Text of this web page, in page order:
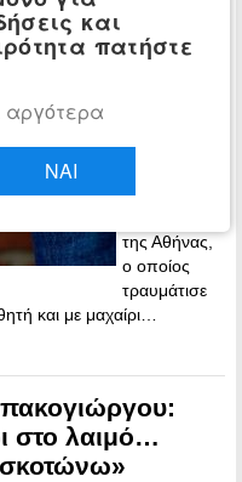
10:09 -
Tuesday, 26
19χρονος
συνελήφθη
της Αθήνας,
ο οποίος
τραυμάτισε
και με μαχαίρι…
στο λαιμό…
και
πατήστε
αργότερα
ΝΑΙ